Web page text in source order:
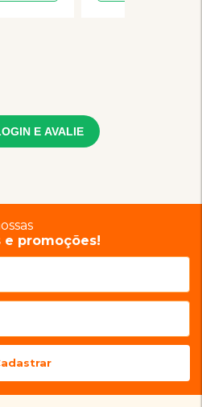
E AVALIE
promoções!